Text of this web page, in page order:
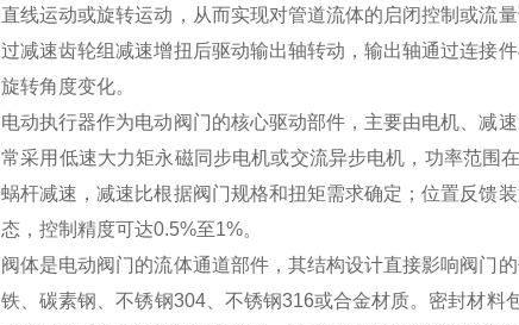
直线运动或旋转运动，从而实现对管道流体的启闭控制或流
过减速齿轮组减速增扭后驱动输出轴转动，输出轴通过连接
旋转角度变化。
电动执行器作为电动阀门的核心驱动部件，主要由电机、减
常采用低速大力矩永磁同步电机或交流异步电机，功率范围
蜗杆减速，减速比根据阀门规格和扭矩需求确定；位置反馈
态，控制精度可达0.5%至1%。
阀体是电动阀门的流体通道部件，其结构设计直接影响阀门
铁、碳素钢、不锈钢304、不锈钢316或合金材质。密封材料